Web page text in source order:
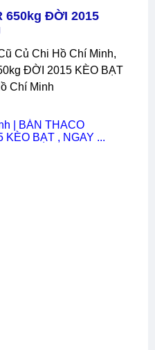
650kg ĐỜI 2015
ĐỜI 2015 KÈO BẠT
Chí Minh